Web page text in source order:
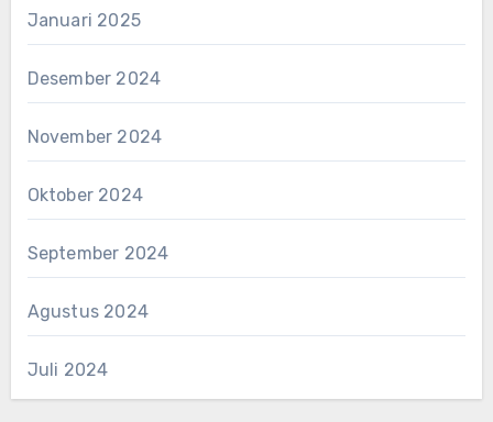
Januari 2025
Desember 2024
November 2024
Oktober 2024
September 2024
Agustus 2024
Juli 2024